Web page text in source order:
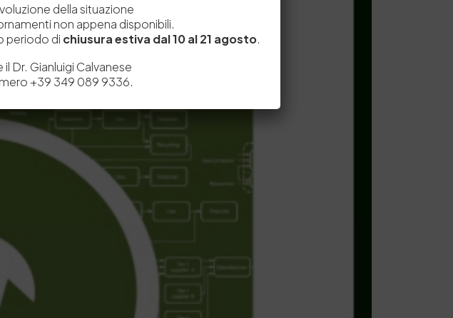
della situazione
non appena disponibili.
periodo di chiusura estiva dal 10 al 21 agosto.
Dr. Gianluigi Calvanese
+39 349 089 9336.